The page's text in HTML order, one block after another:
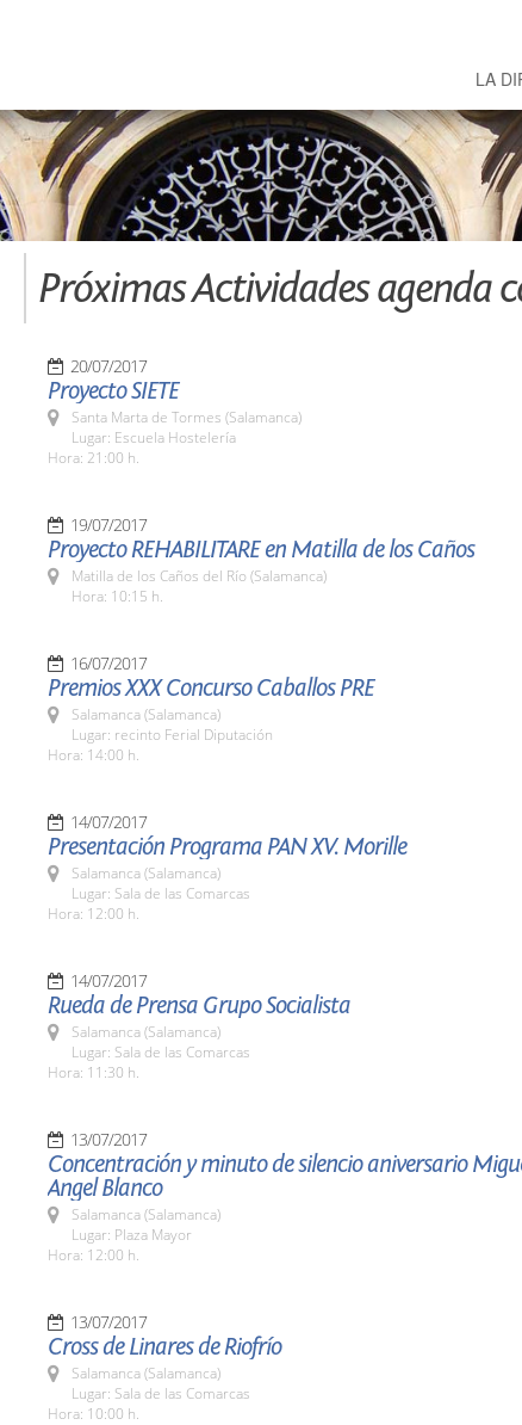
LA
Próximas Actividades agenda
20/07/2017
Proyecto SIETE
Santa Marta de Tormes (Salamanca)
Lugar: Escuela Hostelería
Hora: 21:00 h.
19/07/2017
Proyecto REHABILITARE en Matilla de los Caños
Matilla de los Caños del Río (Salamanca)
Hora: 10:15 h.
16/07/2017
Premios XXX Concurso Caballos PRE
Salamanca (Salamanca)
Lugar: recinto Ferial Diputación
Hora: 14:00 h.
14/07/2017
Presentación Programa PAN XV. Morille
Salamanca (Salamanca)
Lugar: Sala de las Comarcas
Hora: 12:00 h.
14/07/2017
Rueda de Prensa Grupo Socialista
Salamanca (Salamanca)
Lugar: Sala de las Comarcas
Hora: 11:30 h.
13/07/2017
Concentración y minuto de silencio aniversario
Angel Blanco
Salamanca (Salamanca)
Lugar: Plaza Mayor
Hora: 12:00 h.
13/07/2017
Cross de Linares de Riofrío
Salamanca (Salamanca)
Lugar: Sala de las Comarcas
Hora: 10:00 h.